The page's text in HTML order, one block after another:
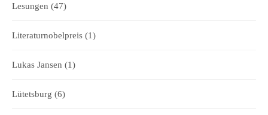
Lesungen (47)
Literaturnobelpreis (1)
Lukas Jansen (1)
Lütetsburg (6)